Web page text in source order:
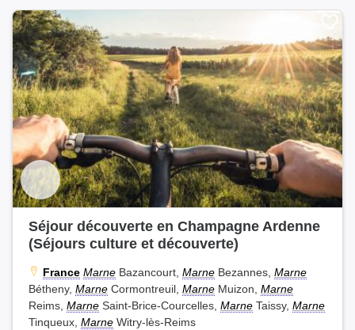
Séjour découverte en Champagne Ardenne
(Séjours culture et découverte)
France Marne Bazancourt, Marne Bezannes, Marne
Bétheny, Marne Cormontreuil, Marne Muizon, Marne
Reims, Marne Saint-Brice-Courcelles, Marne Taissy, Marne
Tinqueux, Marne Witry-lès-Reims